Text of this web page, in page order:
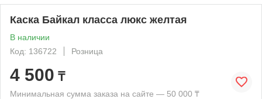
Каска Байкал класса люкс желтая
В наличии
Код: 136722
Розница
4 500 ₸
Минимальная сумма заказа на сайте — 50 000 ₸